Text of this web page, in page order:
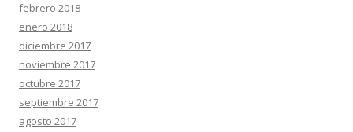
febrero 2018
enero 2018
diciembre 2017
noviembre 2017
octubre 2017
septiembre 2017
agosto 2017